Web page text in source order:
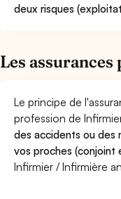
deux risques
Les
Le principe de
profession de
des accidents ou des
vos proches (conjoint
Infirmier / Infirmière